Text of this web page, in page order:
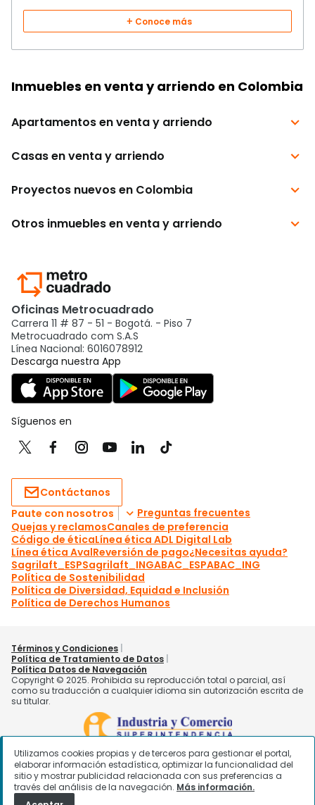
Conoce más
Utilizamos cookies propias y de terceros para gestionar el portal,
elaborar información estadística, optimizar la funcionalidad del
sitio y mostrar publicidad relacionada con sus preferencias a
través del análisis de la navegación. Más información.